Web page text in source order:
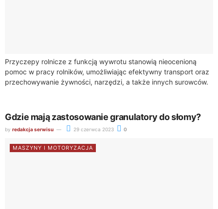
Przyczepy rolnicze z funkcją wywrotu stanowią nieocenioną
pomoc w pracy rolników, umożliwiając efektywny transport oraz
przechowywanie żywności, narzędzi, a także innych surowców.
Gdzie mają zastosowanie granulatory do słomy?
by redakcja serwisu 29 czerwca 2023 0
MASZYNY I MOTORYZACJA